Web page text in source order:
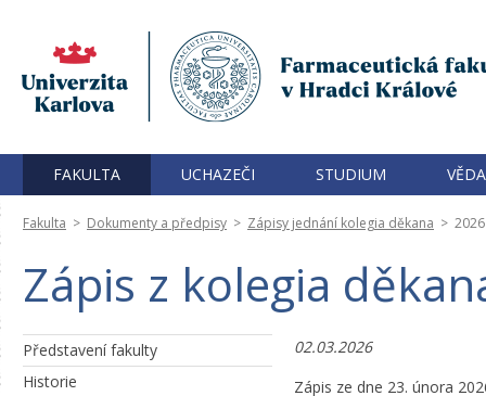
FAKULTA UCHAZEČI STUDIUM
Fakulta > Dokumenty a předpisy > Zápisy jednání kolegia děkana > 2026
Zápis z kolegia
Představení fakulty
Historie
02.03.2026
Zápis ze dne 23. února